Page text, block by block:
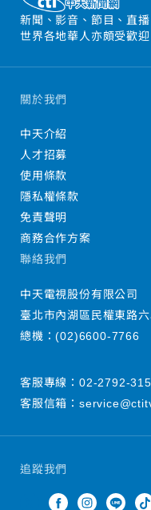
新聞、影音、節目、直
世界各地華人亦頗受歡
追蹤我們
關於我們
中天介紹
人才招募
使用條款
隱私權條款
免責聲明
商務合作方案
聯絡我們
中天電視股份有限公司
臺北市內湖區民權東路
總機：(02)6600-7766
客服專線： 02-2792-
客服信箱：